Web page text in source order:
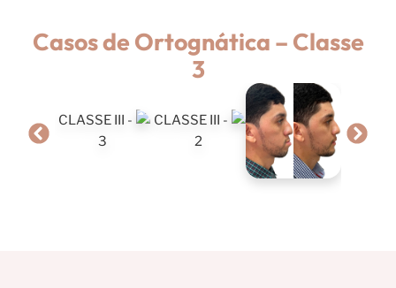
Casos de Ortognática – Classe
3